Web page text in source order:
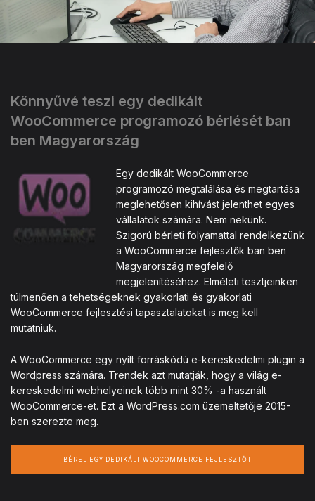
Könnyűvé teszi egy dedikált
WooCommerce programozó bérlését ban
ben Magyarország
Egy dedikált WooCommerce
programozó megtalálása és megtartása
meglehetősen kihívást jelenthet egyes
vállalatok számára. Nem nekünk.
Szigorú bérleti folyamattal rendelkezünk
a WooCommerce fejlesztők ban ben
Magyarország megfelelő
megjelenítéséhez. Elméleti tesztjeinken
túlmenően a tehetségeknek gyakorlati és gyakorlati
WooCommerce fejlesztési tapasztalatokat is meg kell
mutatniuk.
A WooCommerce egy nyílt forráskódú e-kereskedelmi plugin a
Wordpress számára. Trendek azt mutatják, hogy a világ e-
kereskedelmi webhelyeinek több mint 30% -a használt
WooCommerce-et. Ezt a WordPress.com üzemeltetője 2015-
ben szerezte meg.
BÉREL EGY DEDIKÁLT WOOCOMMERCE FEJLESZTŐT